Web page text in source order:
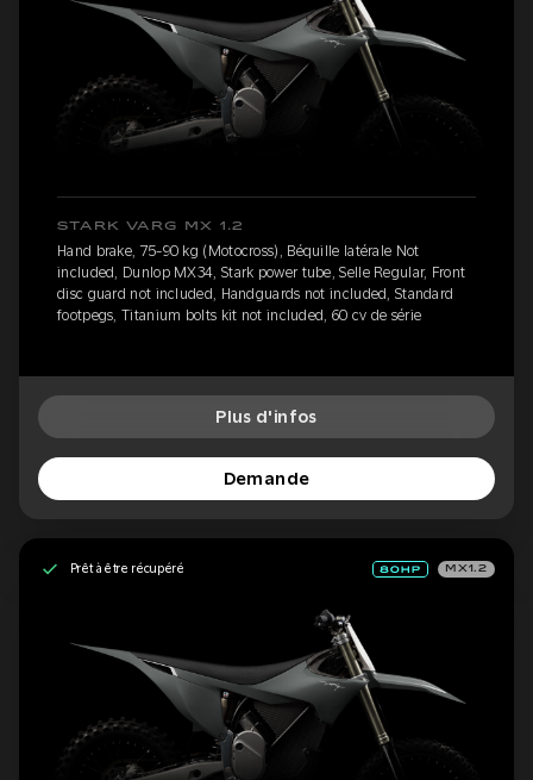
STARK VARG MX 1.2
Hand brake, 75-90 kg (Motocross), Béquille latérale Not
included, Dunlop MX34, Stark power tube, Selle Regular, Front
disc guard not included, Handguards not included, Standard
footpegs, Titanium bolts kit not included, 60 cv de série
Plus d'infos
Demande
Prêt à être récupéré MX1.2